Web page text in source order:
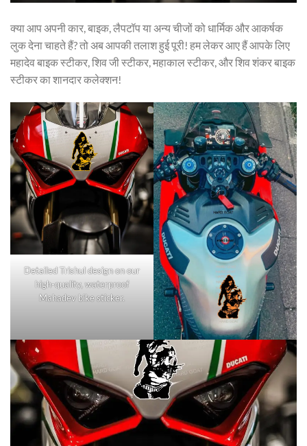
क्या आप अपनी कार, बाइक, लैपटॉप या अन्य चीजों को धार्मिक और आकर्षक
लुक देना चाहते हैं? तो अब आपकी तलाश हुई पूरी! हम लेकर आए हैं आपके लिए
महादेव बाइक स्टीकर, शिव जी स्टीकर, महाकाल स्टीकर, और शिव शंकर बाइक
स्टीकर का शानदार कलेक्शन!
Detailed Trishul design on our
high-quality, waterproof
Mahadev bike sticker.